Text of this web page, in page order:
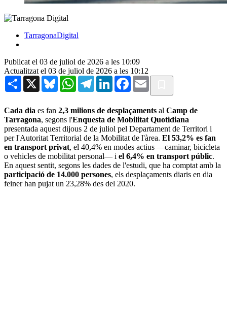
TarragonaDigital
Publicat el 03 de juliol de 2026 a les 10:09
Actualitzat el 03 de juliol de 2026 a les 10:12
Share X BlueskyWhatsAppTelegramLinkedInFacebook
Email
Cada dia es fan 2,3 milions de desplaçaments al Camp de
Tarragona, segons l'Enquesta de Mobilitat Quotidiana
presentada aquest dijous 2 de juliol pel Departament de Territori i
per l'Autoritat Territorial de la Mobilitat de l'àrea. El 53,2% es fan
en transport privat, el 40,4% en modes actius —caminar, bicicleta
o vehicles de mobilitat personal— i el 6,4% en transport públic.
En aquest sentit, segons les dades de l'estudi, que ha comptat amb la
participació de 14.000 persones, els desplaçaments diaris en dia
feiner han pujat un 23,28% des del 2020.